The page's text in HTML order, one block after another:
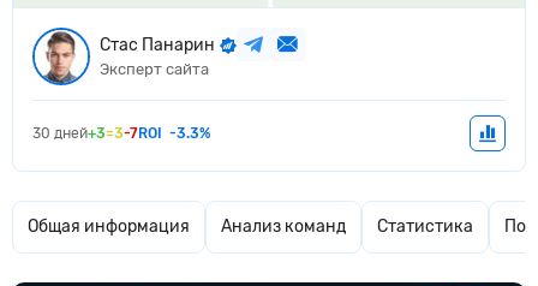
Стас Панарин
Эксперт сайта
30 дней+3=3-7ROI -3.3%
Общая информация Анализ команд Статистика